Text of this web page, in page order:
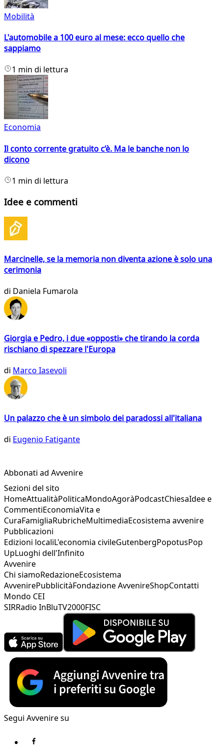
Mobilità
L'automobile a 100 euro al mese: ecco quello che
sappiamo
1 min di lettura
Economia
Il conto corrente gratuito c’è. Ma le banche non lo
dicono
1 min di lettura
Idee e commenti
Marcinelle, se la memoria non diventa azione è solo una
cerimonia
di Daniela Fumarola
Giorgia e Pedro, i due «opposti» che tirando la corda
rischiano di spezzare l'Europa
di Marco Iasevoli
Un palazzo che è un simbolo dei paradossi all'italiana
di Eugenio Fatigante
Abbonati ad Avvenire
Sezioni del sito
HomeAttualitàPoliticaMondoAgoràPodcastChiesaIdee e
CommentiEconomiaVita e
CuraFamigliaRubricheMultimediaEcosistema avvenire
Pubblicazioni
Edizioni localiL'economia civileGutenbergPopotusPop
UpLuoghi dell'Infinito
Avvenire
Chi siamoRedazioneEcosistema
AvvenirePubblicitàFondazione AvvenireShopContatti
Mondo CEI
SIRRadio InBluTV2000FISC
Segui Avvenire su